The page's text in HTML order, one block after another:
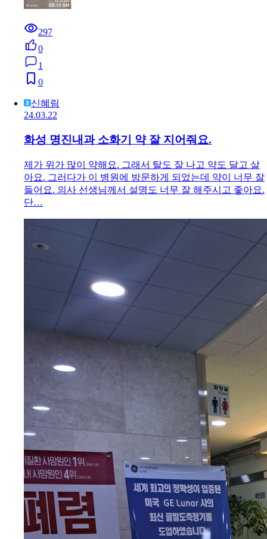
297
0
1
0
신혜림
24.03.22
화성 명진내과 소화기 약 잘 지어줘요.
제가 위가 많이 약해요. 그래서 탈도 잘 나고 약도 달고 살
아요. 그러다가 이 병원에 방문하게 되었는데 약이 너무 잘
들어요. 의사 선생님께서 설명도 너무 잘 해주시고 좋아요.
단…